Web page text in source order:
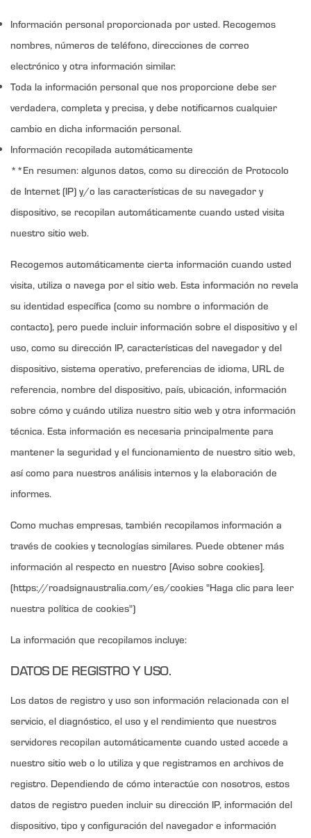
Información personal proporcionada por usted. Recogemos
nombres, números de teléfono, direcciones de correo
electrónico y otra información similar.
Toda la información personal que nos proporcione debe ser
verdadera, completa y precisa, y debe notificarnos cualquier
cambio en dicha información personal.
Información recopilada automáticamente
**En resumen: algunos datos, como su dirección de Protocolo
de Internet (IP) y/o las características de su navegador y
dispositivo, se recopilan automáticamente cuando usted visita
nuestro sitio web.
Recogemos automáticamente cierta información cuando usted
visita, utiliza o navega por el sitio web. Esta información no revela
su identidad específica (como su nombre o información de
contacto), pero puede incluir información sobre el dispositivo y el
uso, como su dirección IP, características del navegador y del
dispositivo, sistema operativo, preferencias de idioma, URL de
referencia, nombre del dispositivo, país, ubicación, información
sobre cómo y cuándo utiliza nuestro sitio web y otra información
técnica. Esta información es necesaria principalmente para
mantener la seguridad y el funcionamiento de nuestro sitio web,
así como para nuestros análisis internos y la elaboración de
informes.
Como muchas empresas, también recopilamos información a
través de cookies y tecnologías similares. Puede obtener más
información al respecto en nuestro [Aviso sobre cookies].
(https://roadsignaustralia.com/es/cookies "Haga clic para leer
nuestra política de cookies")
La información que recopilamos incluye:
DATOS DE REGISTRO Y USO.
Los datos de registro y uso son información relacionada con el
servicio, el diagnóstico, el uso y el rendimiento que nuestros
servidores recopilan automáticamente cuando usted accede a
nuestro sitio web o lo utiliza y que registramos en archivos de
registro. Dependiendo de cómo interactúe con nosotros, estos
datos de registro pueden incluir su dirección IP, información del
dispositivo, tipo y configuración del navegador e información